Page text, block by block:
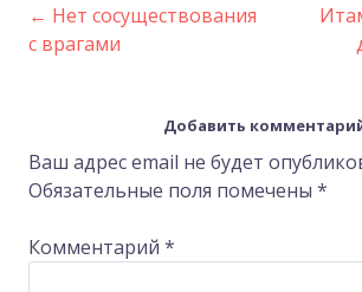
Post
navigation
← Нет сосуществования
с врагами
Добавить
Ваш адрес email не будет
Обязательные поля помечены *
Комментарий *